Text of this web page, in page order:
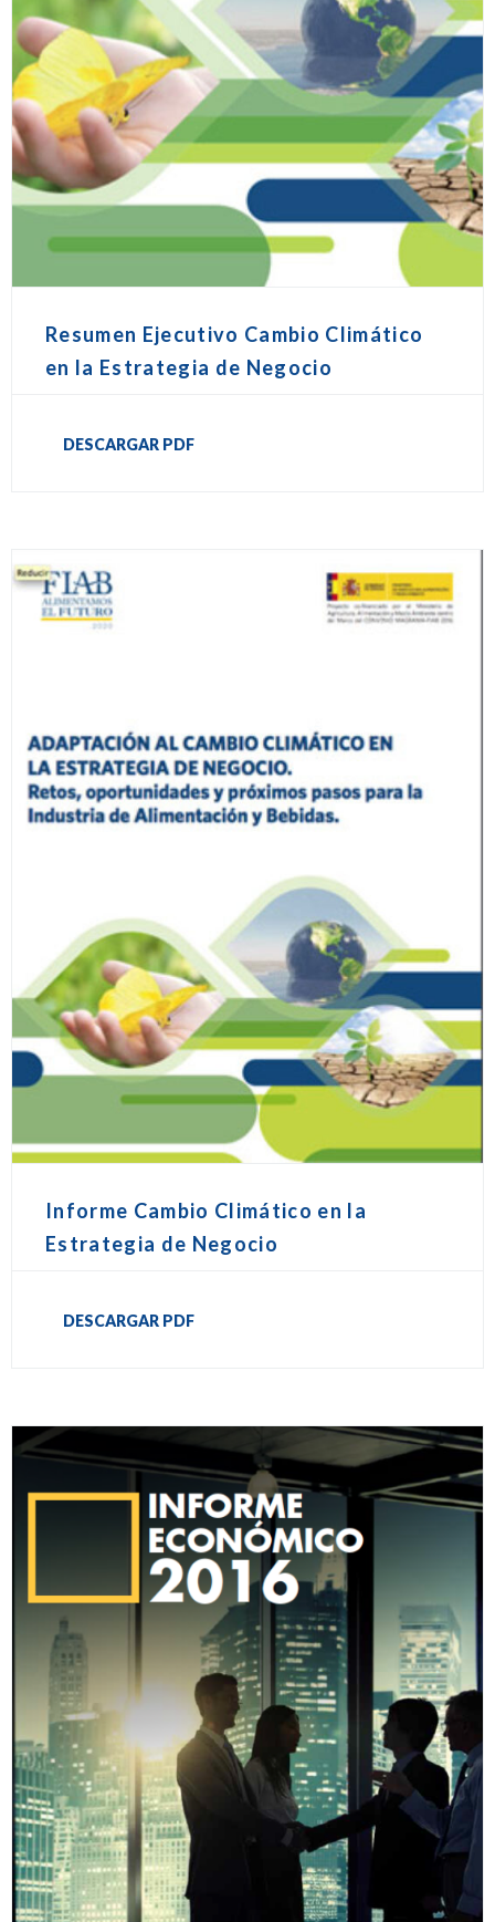
Resumen Ejecutivo Cambio Climático
en la Estrategia de Negocio
DESCARGAR PDF
Informe Cambio Climático en la
Estrategia de Negocio
DESCARGAR PDF